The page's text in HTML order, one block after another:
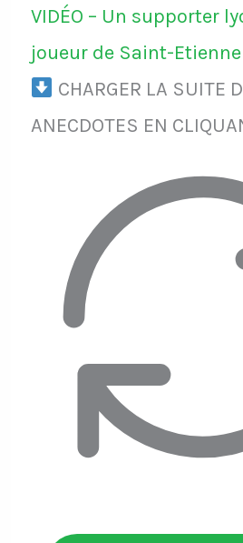
VIDÉO – Un supporter
joueur de Saint-
CHARGER LA SUITE
ANECDOTES EN